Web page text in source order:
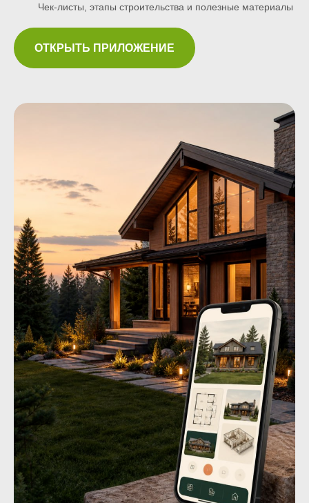
Чек-листы, этапы строительства и полезные материалы
ОТКРЫТЬ ПРИЛОЖЕНИЕ